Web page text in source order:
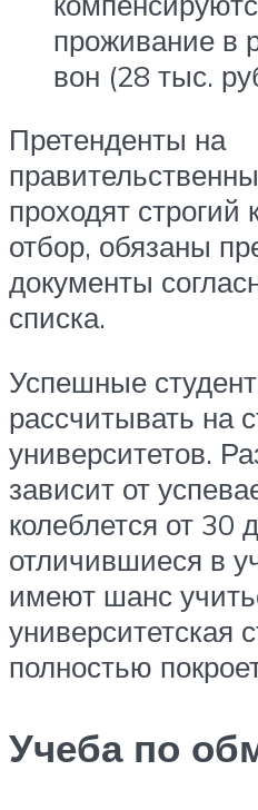
проживание в
вон (28 тыс.
Претенденты на
проходят строгий
отбор, обязаны
документы
списка.
Успешные
рассчитывать на
университетов.
зависит от
колеблется от 30
отличившиеся в
имеют шанс
университетская
полностью
Учеба по